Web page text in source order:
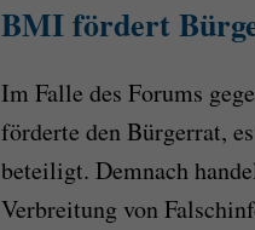
BMI fördert
Im Falle des Forums
förderte den Bürgerrat,
beteiligt. Demnach
Verbreitung von